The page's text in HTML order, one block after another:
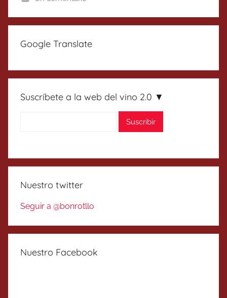
Google Translate
Suscríbete a la web del vino 2.0 ▼
Nuestro twitter
Seguir a @bonrotllo
Nuestro Facebook